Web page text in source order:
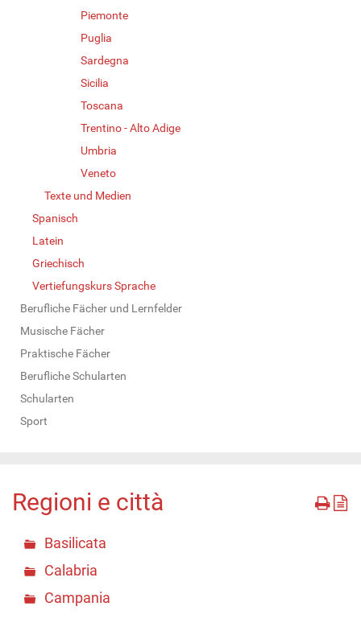
Piemonte
Puglia
Sardegna
Sicilia
Toscana
Trentino - Alto Adige
Umbria
Veneto
Texte und Medien
Spanisch
Latein
Griechisch
Vertiefungskurs Sprache
Berufliche Fächer und Lernfelder
Musische Fächer
Praktische Fächer
Berufliche Schularten
Schularten
Sport
Regioni e città
Basilicata
Calabria
Campania